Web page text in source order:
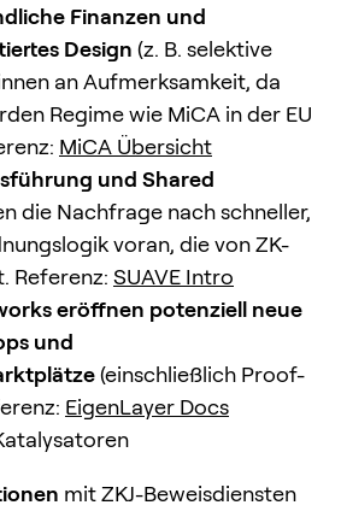
Finanzen und
Design (z. B. selektive
an Aufmerksamkeit, da
Regime wie MiCA in der EU
MiCA Übersicht
und Shared
die Nachfrage nach schneller,
voran, die von ZK-
Referenz: SUAVE Intro
eröffnen potenziell neue
und
(einschließlich Proof-
EigenLayer Docs
mit ZKJ-Beweisdiensten